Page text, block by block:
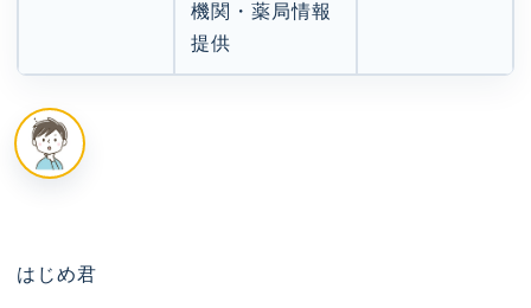
機関・薬局情報
提供
はじめ君